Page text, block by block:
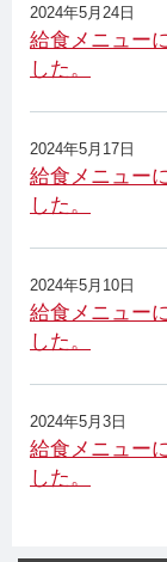
2024年5月24日
給食メニュー
した。
2024年5月17日
給食メニュー
した。
2024年5月10日
給食メニュー
した。
2024年5月3日
給食メニュー
した。